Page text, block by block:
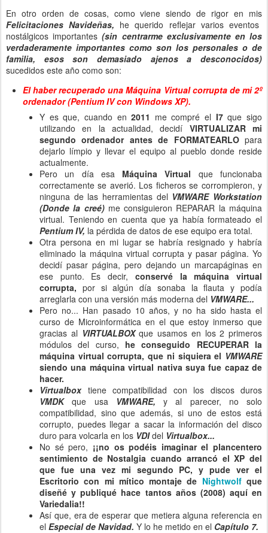
En otro orden de cosas, como viene siendo de rigor en mis
Felicitaciones Navideñas, he querido reflejar varios eventos
nostálgicos importantes(sin centrarme exclusivamente en los
verdaderamente importantes como son los personales o de
familia, esos son demasiado ajenos a desconocidos)
sucedidos este año como son:
El haber recuperado una Máquina Virtual corrupta de mi 2º
ordenador (Pentium IV con Windows XP).
Y es que, cuando en2011 me compré el I7que sigo
utilizando en la actualidad, decidí VIRTUALIZAR mi
segundo ordenador antes de FORMATEARLO para
dejarlo límpio y llevar el equipo al pueblo donde reside
actualmente.
Pero un día esa Máquina Virtual que funcionaba
correctamente se averió. Los ficheros se corrompieron, y
ninguna de las herramientas del VMWARE Workstation
(Donde la creé)me consiguieron REPARAR la máquina
virtual. Teniendo en cuenta que ya había formateado el
Pentium IV, la pérdida de datos de ese equipo era total.
Otra persona en mi lugar se habría resignado y habría
eliminado la máquina virtual corrupta y pasar página. Yo
decidí pasar página, pero dejando un marcapáginas en
ese punto. Es decir, conservé la máquina virtual
corrupta, por si algún día sonaba la flauta y podía
arreglarla con una versión más moderna del VMWARE...
Pero no... Han pasado 10 años, y no ha sido hasta el
curso de Microinformática en el que estoy inmerso que
gracias al VIRTUALBOXque usamos en los 2 primeros
módulos del curso, he conseguido RECUPERAR la
máquina virtual corrupta, que ni siquiera el VMWARE
siendo una máquina virtual nativa suya fue capaz de
hacer.
Virtualbox tiene compatibilidad con los discos duros
VMDKque usa VMWARE, y al parecer, no solo
compatibilidad, sino que además, si uno de estos está
corrupto, puedes llegar a sacar la información del disco
duro para volcarla en los VDIdel Virtualbox...
No sé pero, ¡¡no os podéis imaginar el plancentero
sentimiento de Nostalgia cuando arrancó el XP del
que fue una vez mi segundo PC, y pude ver el
Escritorio con mi mítico montaje de Nightwolfque
diseñé y publiqué hace tantos años (2008) aquí en
Variedalia!!
Así que, era de esperar que metiera alguna referencia en
el Especial de Navidad. Y lo he metido en el Capítulo 7.